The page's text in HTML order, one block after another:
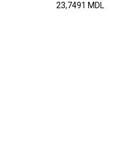
23,7491 MDL